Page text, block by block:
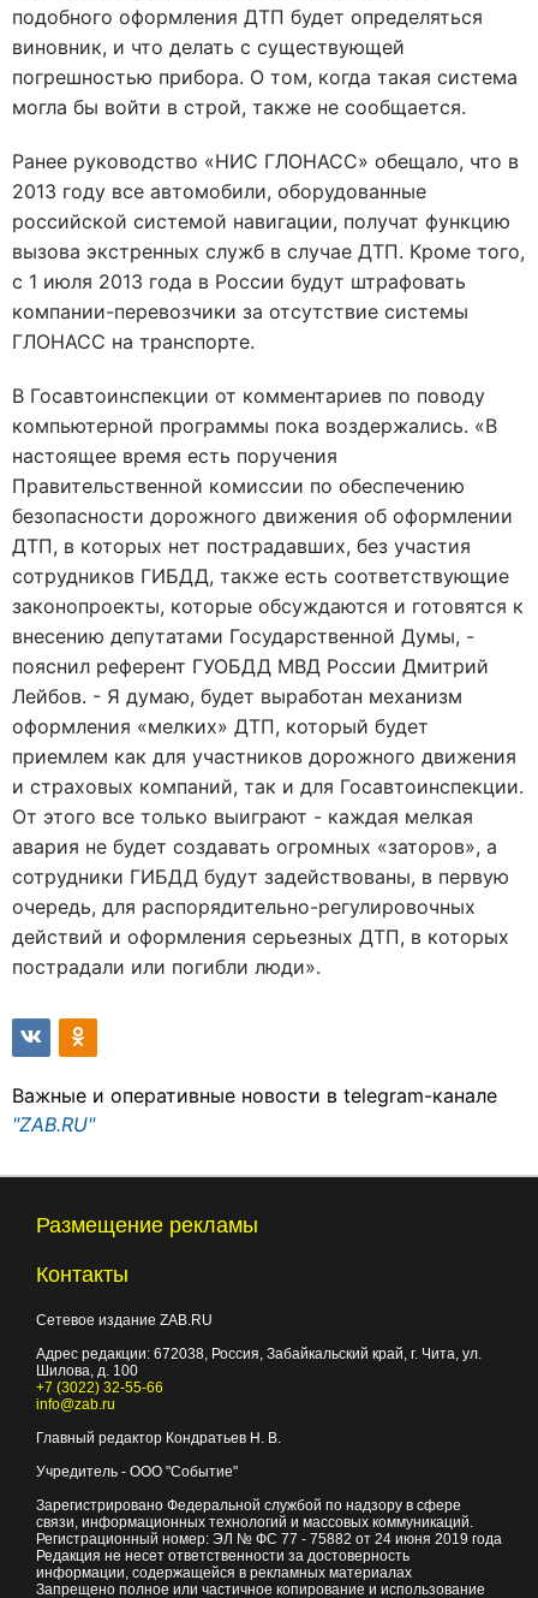
подобного оформления ДТП будет определяться
виновник, и что делать с существующей
погрешностью прибора. О том, когда такая система
могла бы войти в строй, также не сообщается.
Ранее руководство «НИС ГЛОНАСС» обещало, что в
2013 году все автомобили, оборудованные
российской системой навигации, получат функцию
вызова экстренных служб в случае ДТП. Кроме того,
с 1 июля 2013 года в России будут штрафовать
компании-перевозчики за отсутствие системы
ГЛОНАСС на транспорте.
В Госавтоинспекции от комментариев по поводу
компьютерной программы пока воздержались. «В
настоящее время есть поручения
Правительственной комиссии по обеспечению
безопасности дорожного движения об оформлении
ДТП, в которых нет пострадавших, без участия
сотрудников ГИБДД, также есть соответствующие
законопроекты, которые обсуждаются и готовятся к
внесению депутатами Государственной Думы, -
пояснил референт ГУОБДД МВД России Дмитрий
Лейбов. - Я думаю, будет выработан механизм
оформления «мелких» ДТП, который будет
приемлем как для участников дорожного движения
и страховых компаний, так и для Госавтоинспекции.
От этого все только выиграют - каждая мелкая
авария не будет создавать огромных «заторов», а
сотрудники ГИБДД будут задействованы, в первую
очередь, для распорядительно-регулировочных
действий и оформления серьезных ДТП, в которых
пострадали или погибли люди».
Важные и оперативные новости в telegram-канале
"ZAB.RU"
Размещение рекламы
Контакты
Сетевое издание ZAB.RU
Адрес редакции: 672038, Россия, Забайкальский край, г. Чита, ул.
Шилова, д. 100
+7 (3022) 32-55-66
info@zab.ru
Главный редактор Кондратьев Н. В.
Учредитель - ООО "Событие"
Зарегистрировано Федеральной службой по надзору в сфере
связи, информационных технологий и массовых коммуникаций.
Регистрационный номер: ЭЛ № ФС 77 - 75882 от 24 июня 2019 года
Редакция не несет ответственности за достоверность
информации, содержащейся в рекламных материалах
Запрещено полное или частичное копирование и использование